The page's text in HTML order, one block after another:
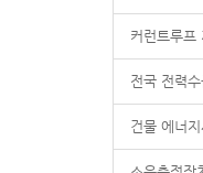
커런트루프
전국 전력
건물 에너